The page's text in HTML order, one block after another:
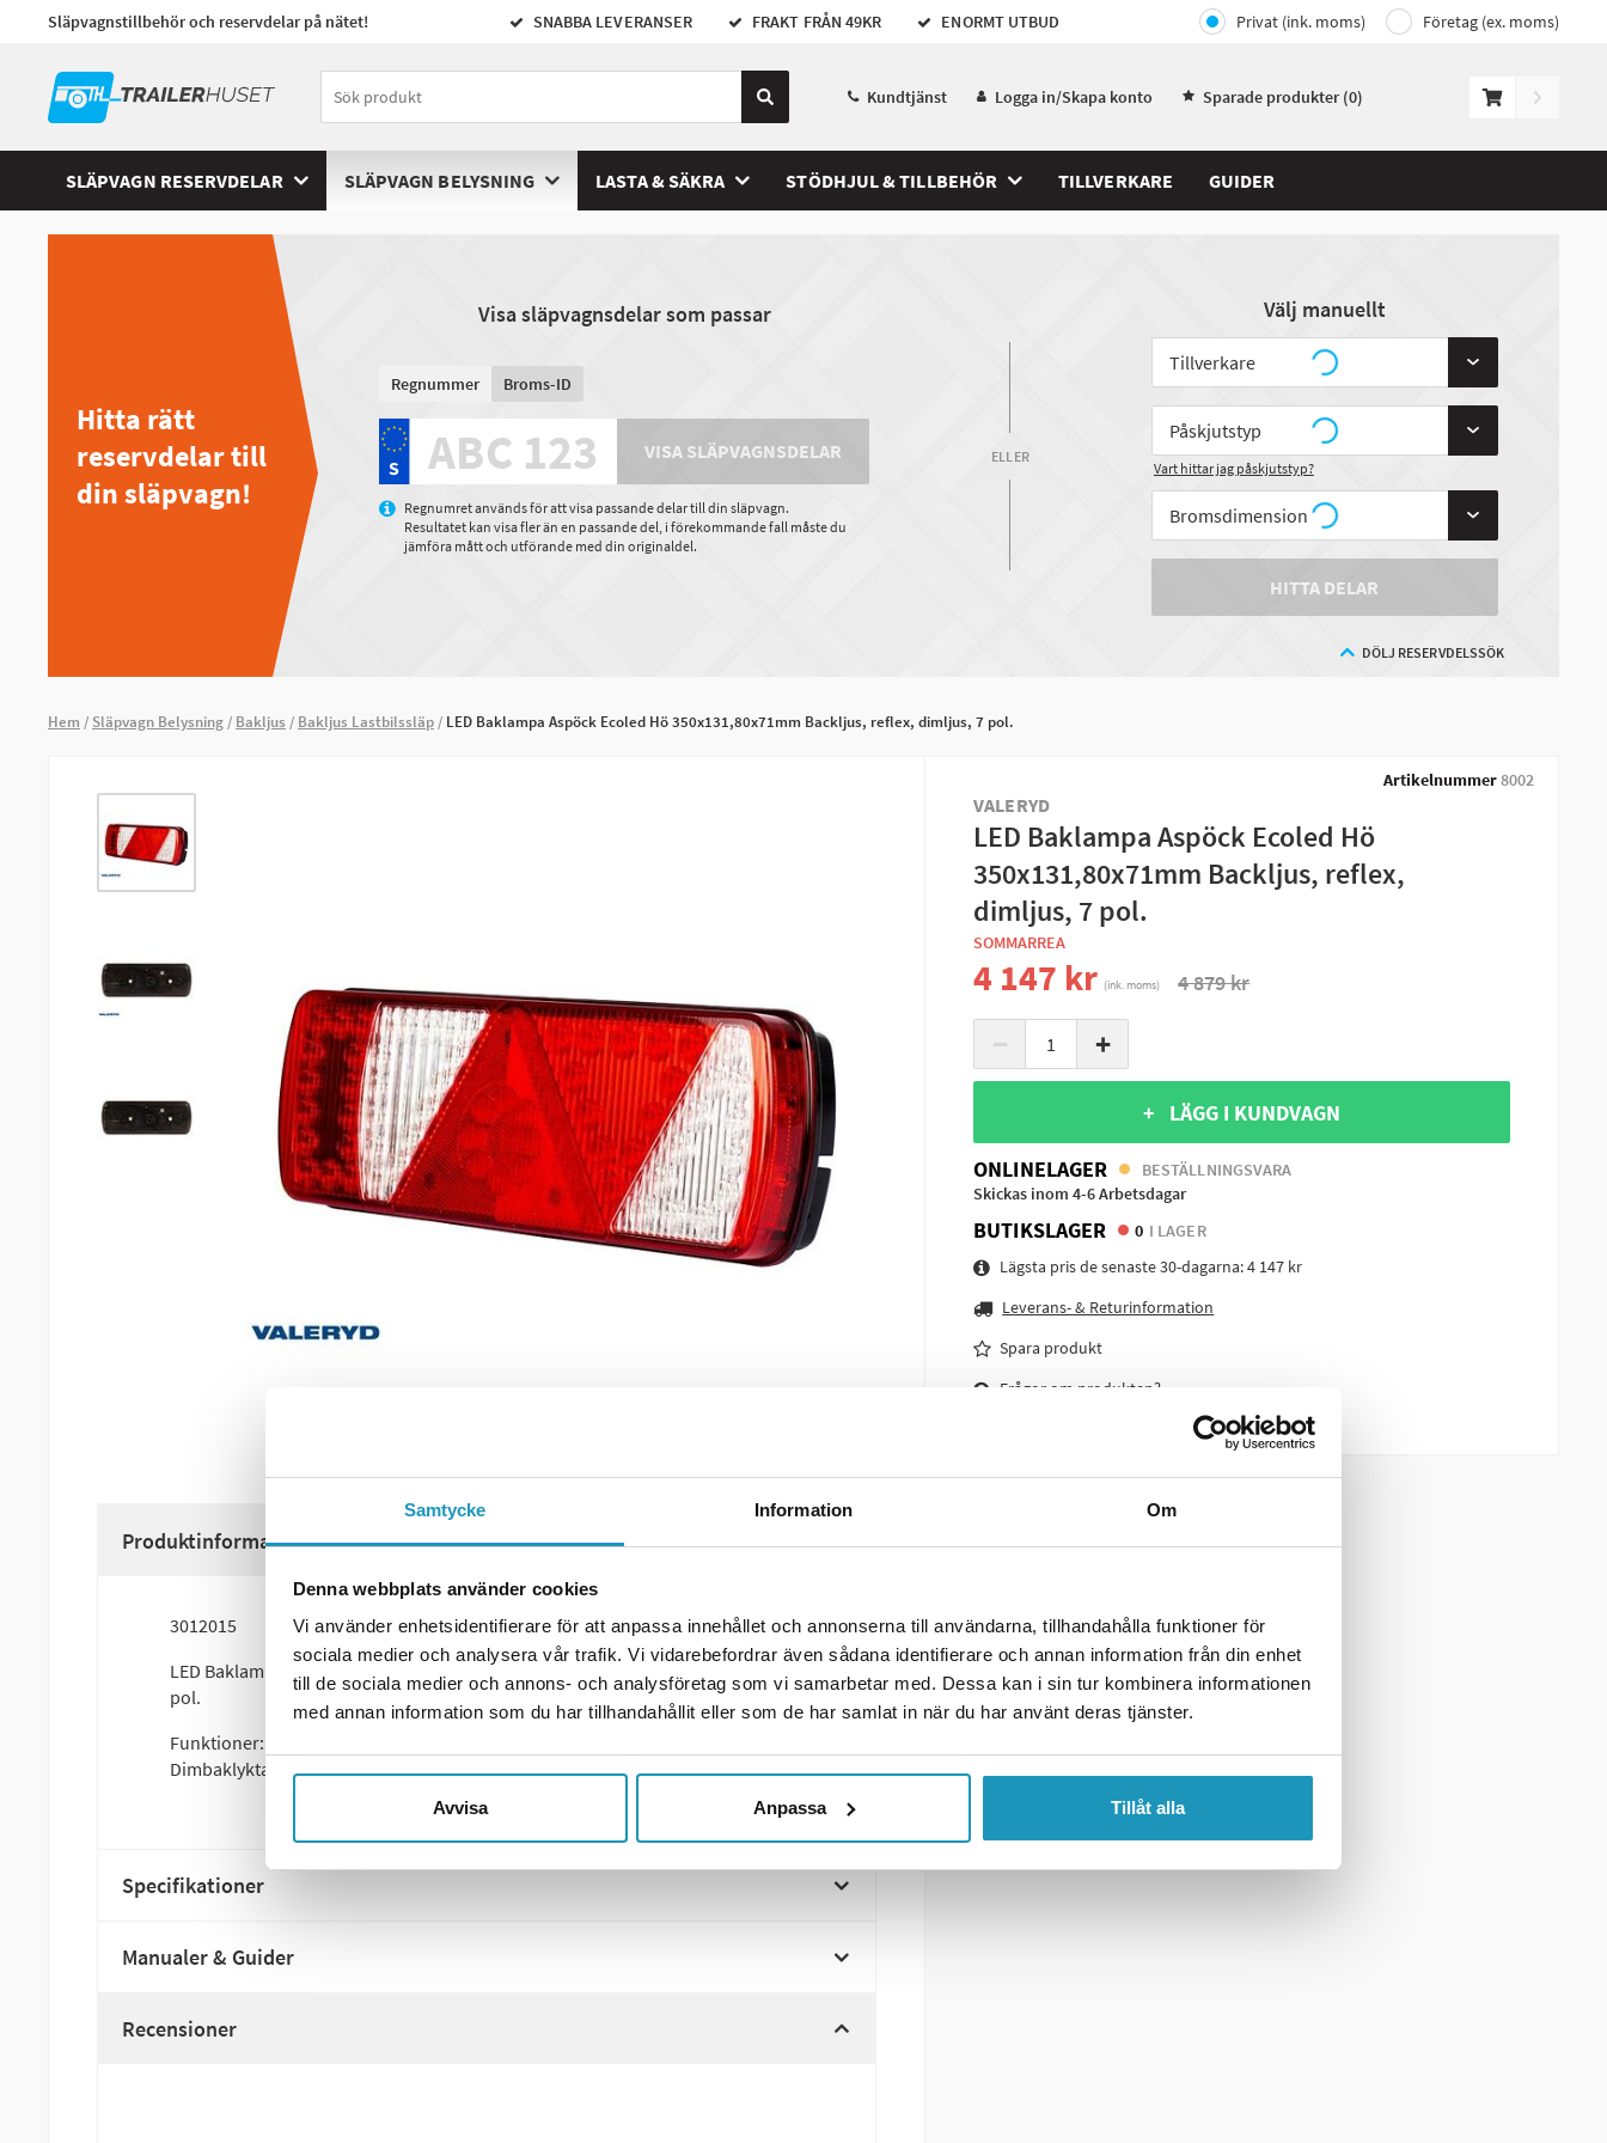
Samtycke Information Om
Denna webbplats använder cookies
Vi använder enhetsidentifierare för att anpassa innehållet och annonserna till användarna, tillhandahålla funktioner för
sociala medier och analysera vår trafik. Vi vidarebefordrar även sådana identifierare och annan information från din enhet
till de sociala medier och annons- och analysföretag som vi samarbetar med. Dessa kan i sin tur kombinera informationen
med annan information som du har tillhandahållit eller som de har samlat in när du har använt deras tjänster.
Avvisa Anpassa Tillåt alla
Släpvagnstillbehör och reservdelar på nätet! SNABBA LEVERANSER FRAKT FRÅN 49KR ENORMT UTBUD Privat (ink. moms) Företag (ex. moms)
Kundtjänst Logga in/Skapa konto Sparade produkter (0)
SLÄPVAGN RESERVDELAR SLÄPVAGN BELYSNING LASTA & SÄKRA STÖDHJUL & TILLBEHÖR TILLVERKARE GUIDER
Hitta rätt
reservdelar till
din släpvagn!
Visa släpvagnsdelar som passar
Regnummer Broms-ID
VISA SLÄPVAGNSDELAR
Regnumret används för att visa passande delar till din släpvagn.
Resultatet kan visa fler än en passande del, i förekommande fall måste du
jämföra mått och utförande med din originaldel.
ELLER
Välj manuellt
Vart hittar jag påskjutstyp?
HITTA DELAR
DÖLJ RESERVDELSSÖK
Hem Släpvagn Belysning Bakljus Bakljus Lastbilssläp LED Baklampa Aspöck Ecoled Hö 350x131,80x71mm Backljus, reflex, dimljus, 7 pol.
Artikelnummer8002
VALERYD
LED Baklampa Aspöck Ecoled Hö
350x131,80x71mm Backljus, reflex,
dimljus, 7 pol.
SOMMARREA
4 147 kr (ink. moms) 4 879 kr
− +
+ LÄGG I KUNDVAGN
ONLINELAGER
BESTÄLLNINGSVARA
Skickas inom 4-6 Arbetsdagar
BUTIKSLAGER 0 I LAGER
Lägsta pris de senaste 30-dagarna:4 147 kr
Leverans- & Returinformation
Spara produkt
Frågor om produkten?
Produktinformation
3012015
LED Baklampa Aspöck Ecoled Hö 350x131,80x71mm Backljus, reflex, dimljus, 7
pol.
Funktioner: bromsljus, dynamisk blinkers, reflexreflektorer/reflex,
Dimbaklykta, Backljus
Specifikationer
Manualer & Guider
Recensioner